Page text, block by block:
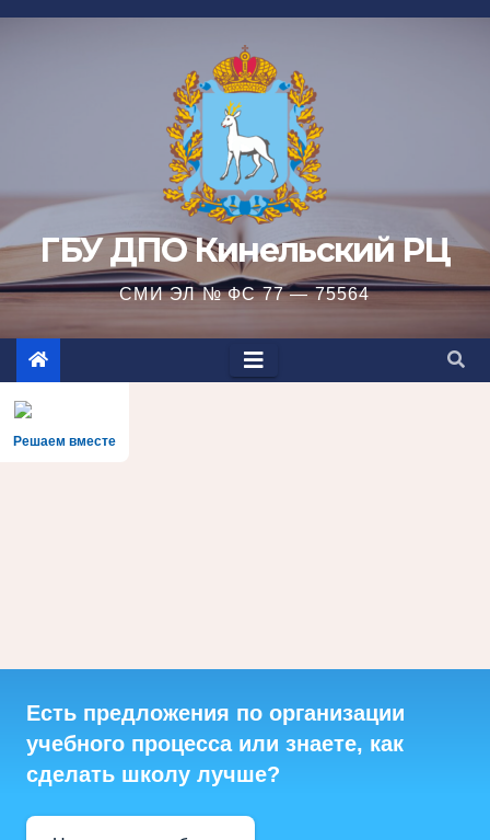
Перейти
ГБУ ДПО Кинельский РЦ
СМИ ЭЛ № ФС 77 — 75564
Решаем вместе
Есть предложения по организации
учебного процесса или знаете, как
сделать школу лучше?